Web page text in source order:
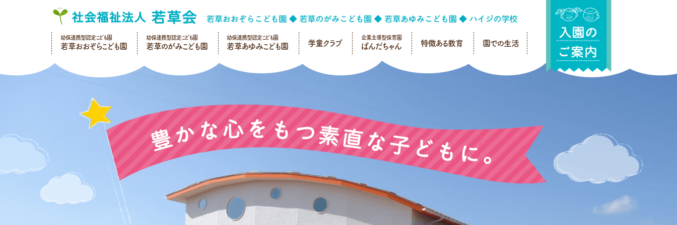
幼保連携型認定こども園
若草おおぞらこども園
幼保連携型認定こども園
若草のがみこども園
幼保連携型認定こども園
若草あゆみこども園 学童クラブ
企業主導型保育園
ぱんだちゃん 特徴ある教育 園での生活